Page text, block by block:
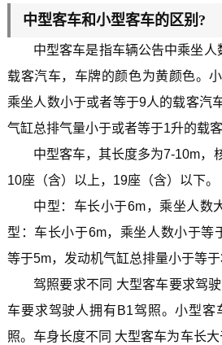
中型客车和小型客车的区别?
中型客车是指车辆公告中乘坐
载客汽车，车牌的颜色为黄颜色。
乘坐人数小于或者等于9人的载客汽
气缸总排气量小于或者等于1升的载客
中型客车，其长度多为7-10m，
10座（含）以上，19座（含）以下。
中型：车长小于6m，乘坐人数
型：车长小于6m，乘坐人数小于等
等于5m，发动机气缸总排量小于等于
驾照要求不同 大型客车要求驾
车要求驾驶人拥有B1驾照。小型客
照。车身长度不同 大型客车为车长